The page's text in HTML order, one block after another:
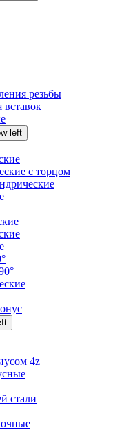
резьбы
с торцом
4z
стали